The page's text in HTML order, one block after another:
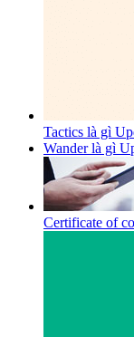
Tactics là gì
Wander là gì
Certificate of